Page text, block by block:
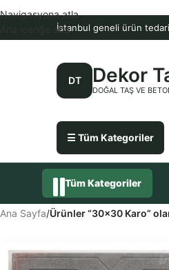
İstanbul geneli ürün
DT Dekor
DOĞAL TAŞ VE
☰ Tüm Kategoriler
Navigasyona atla
Ana içeriğe atla
Tüm Kategoriler
Ana Sayfa/Ürünler “30x30 Karo”